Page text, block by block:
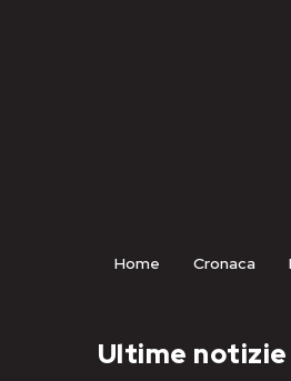
Home Cronaca
Ultime notizie